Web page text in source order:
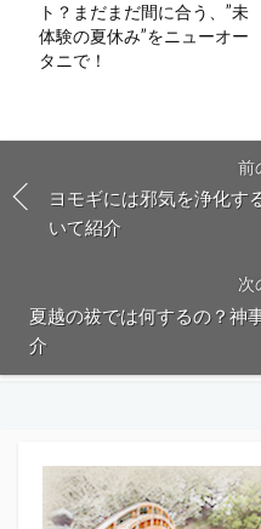
ト？まだまだ間に合う、”未
体験の夏休み”をニューオー
タニで！
前
ヨモギには邪気を浄化す
いて紹介
次
夏越の祓では何するの？神
介